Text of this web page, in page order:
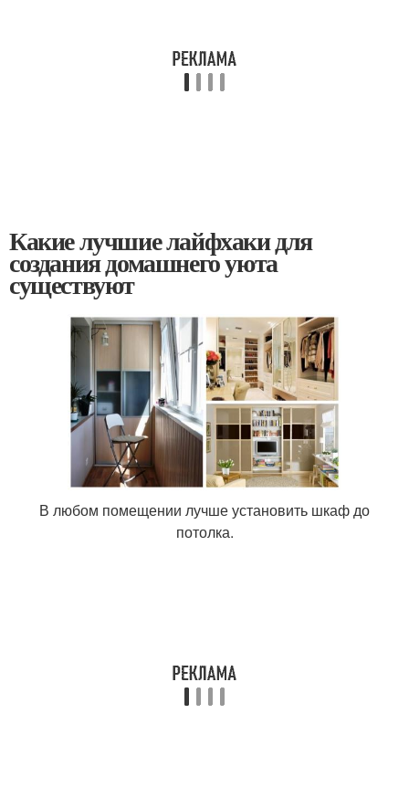
Какие лучшие лайфхаки для
создания домашнего уюта
существуют
В любом помещении лучше установить шкаф до
потолка.